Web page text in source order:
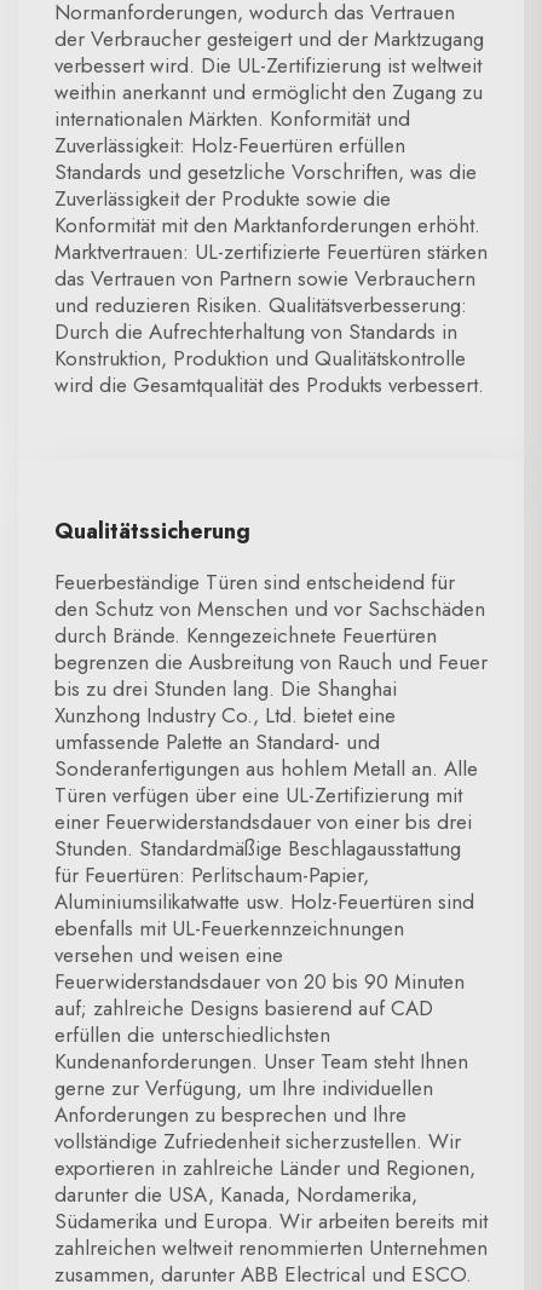
Normanforderungen, wodurch das Vertrauen
der Verbraucher gesteigert und der Marktzugang
verbessert wird. Die UL-Zertifizierung ist weltweit
weithin anerkannt und ermöglicht den Zugang zu
internationalen Märkten. Konformität und
Zuverlässigkeit: Holz-Feuertüren erfüllen
Standards und gesetzliche Vorschriften, was die
Zuverlässigkeit der Produkte sowie die
Konformität mit den Marktanforderungen erhöht.
Marktvertrauen: UL-zertifizierte Feuertüren stärken
das Vertrauen von Partnern sowie Verbrauchern
und reduzieren Risiken. Qualitätsverbesserung:
Durch die Aufrechterhaltung von Standards in
Konstruktion, Produktion und Qualitätskontrolle
wird die Gesamtqualität des Produkts verbessert.
Qualitätssicherung
Feuerbeständige Türen sind entscheidend für
den Schutz von Menschen und vor Sachschäden
durch Brände. Kenngezeichnete Feuertüren
begrenzen die Ausbreitung von Rauch und Feuer
bis zu drei Stunden lang. Die Shanghai
Xunzhong Industry Co., Ltd. bietet eine
umfassende Palette an Standard- und
Sonderanfertigungen aus hohlem Metall an. Alle
Türen verfügen über eine UL-Zertifizierung mit
einer Feuerwiderstandsdauer von einer bis drei
Stunden. Standardmäßige Beschlagausstattung
für Feuertüren: Perlitschaum-Papier,
Aluminiumsilikatwatte usw. Holz-Feuertüren sind
ebenfalls mit UL-Feuerkennzeichnungen
versehen und weisen eine
Feuerwiderstandsdauer von 20 bis 90 Minuten
auf; zahlreiche Designs basierend auf CAD
erfüllen die unterschiedlichsten
Kundenanforderungen. Unser Team steht Ihnen
gerne zur Verfügung, um Ihre individuellen
Anforderungen zu besprechen und Ihre
vollständige Zufriedenheit sicherzustellen. Wir
exportieren in zahlreiche Länder und Regionen,
darunter die USA, Kanada, Nordamerika,
Südamerika und Europa. Wir arbeiten bereits mit
zahlreichen weltweit renommierten Unternehmen
zusammen, darunter ABB Electrical und ESCO.